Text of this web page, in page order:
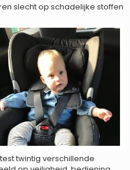
slecht op schadelijke stoffen
twintig verschillende